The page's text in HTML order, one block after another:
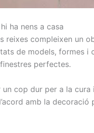
ha nens a casa
reixes compleixen un
de models, formes
perfectes.
cop dur per a la
amb la decoració